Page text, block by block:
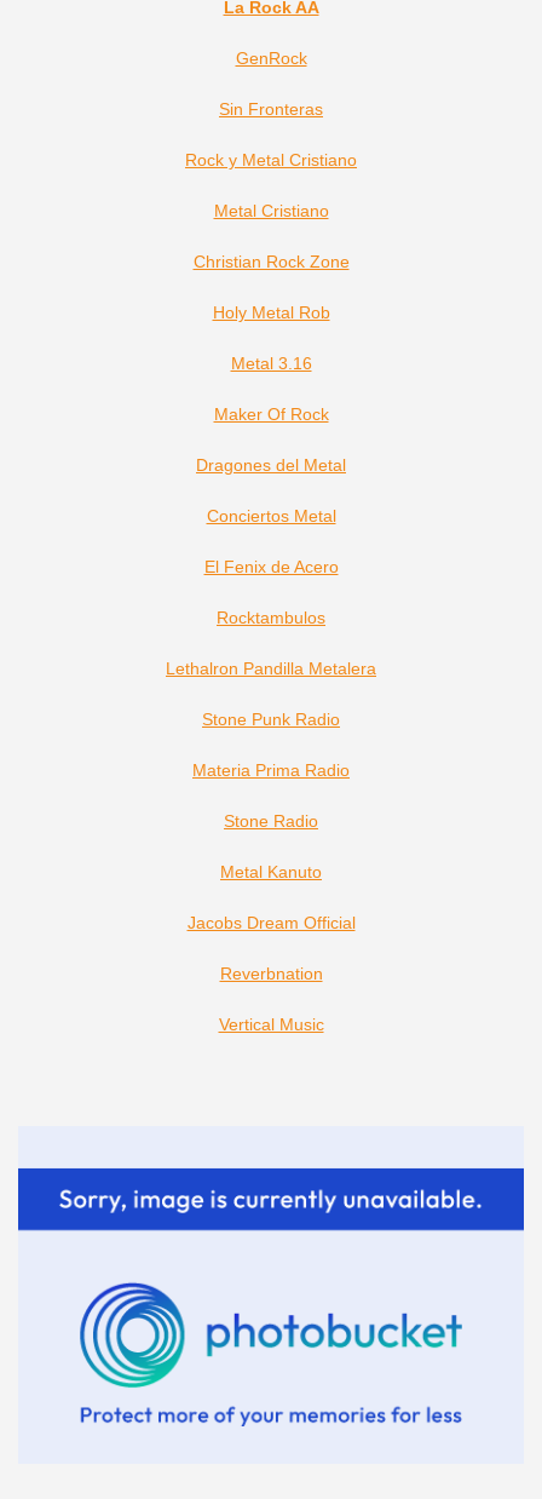
La Rock AA
GenRock
Sin Fronteras
Rock y Metal Cristiano
Metal Cristiano
Christian Rock Zone
Holy Metal Rob
Metal 3.16
Maker Of Rock
Dragones del Metal
Conciertos Metal
El Fenix de Acero
Rocktambulos
Lethalron Pandilla Metalera
Stone Punk Radio
Materia Prima Radio
Stone Radio
Metal Kanuto
Jacobs Dream Official
Reverbnation
Vertical Music